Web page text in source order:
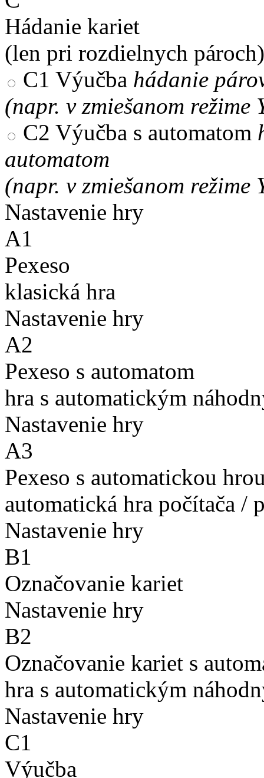
Hádanie kariet
(len pri rozdielnych pároch)
C1 Výučba hádanie
(napr. v zmiešanom režime
C2 Výučba s automatom
automatom
(napr. v zmiešanom režime
Nastavenie hry
A1
Pexeso
klasická hra
Nastavenie hry
A2
Pexeso s automatom
hra s automatickým
Nastavenie hry
A3
Pexeso s automatickou
automatická hra počítača /
Nastavenie hry
B1
Označovanie kariet
Nastavenie hry
B2
Označovanie kariet s
hra s automatickým
Nastavenie hry
C1
Výučba